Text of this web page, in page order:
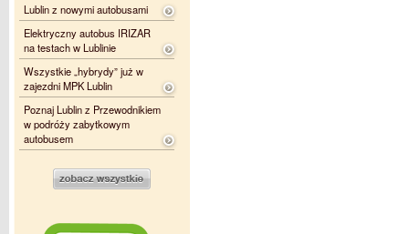
Lublin z nowymi autobusami
Elektryczny autobus IRIZAR
na testach w Lublinie
Wszystkie „hybrydy” już w
zajezdni MPK Lublin
Poznaj Lublin z Przewodnikiem
w podróży zabytkowym
autobusem